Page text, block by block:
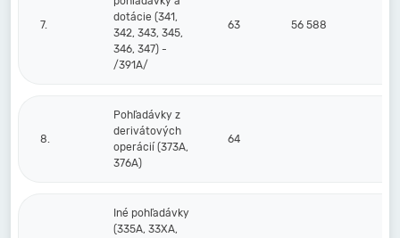
7.
dotácie (341,
342, 343, 345,
346, 347) -
/391A/
63 56 588
8.
Pohľadávky z
derivátových
operácií (373A,
376A)
64
Iné pohľadávky
(335A, 33XA,